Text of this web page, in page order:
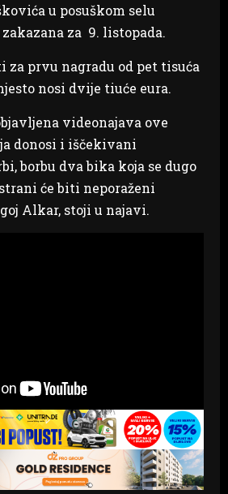
u posuškom selu
za 9. listopada.
za prvu nagradu od pet tisuća
nosi dvije tiuće eura.
videonajava ove
donosi i iščekivani
borbu dva bika koja se dugo
će biti neporaženi
Alkar, stoji u najavi.